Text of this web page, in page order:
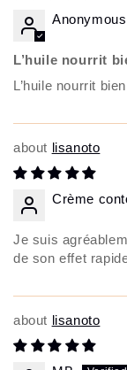
Anonymous
L’huile nourrit
L’huile nourrit
lisanoto
Crème
Je suis
de son effet
lisanoto